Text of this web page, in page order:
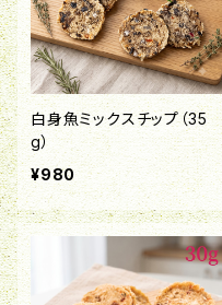
白身魚ミックスチップ（35
g）
¥980